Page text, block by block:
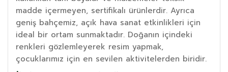
madde içermeyen, sertifikalı ürünlerdir. Ayrıca
geniş bahçemiz, açık hava sanat etkinlikleri için
ideal bir ortam sunmaktadır. Doğanın içindeki
renkleri gözlemleyerek resim yapmak,
çocuklarımız için en sevilen aktivitelerden biridir.